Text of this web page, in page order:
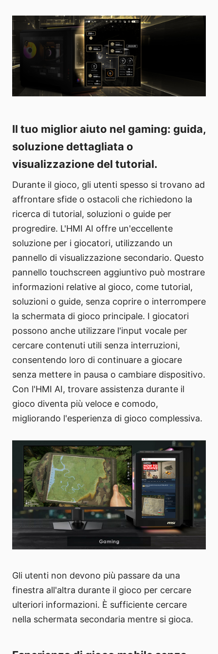
Il tuo miglior aiuto nel gaming: guida,
soluzione dettagliata o
visualizzazione del tutorial.
Durante il gioco, gli utenti spesso si trovano ad
affrontare sfide o ostacoli che richiedono la
ricerca di tutorial, soluzioni o guide per
progredire. L'HMI AI offre un'eccellente
soluzione per i giocatori, utilizzando un
pannello di visualizzazione secondario. Questo
pannello touchscreen aggiuntivo può mostrare
informazioni relative al gioco, come tutorial,
soluzioni o guide, senza coprire o interrompere
la schermata di gioco principale. I giocatori
possono anche utilizzare l'input vocale per
cercare contenuti utili senza interruzioni,
consentendo loro di continuare a giocare
senza mettere in pausa o cambiare dispositivo.
Con l'HMI AI, trovare assistenza durante il
gioco diventa più veloce e comodo,
migliorando l'esperienza di gioco complessiva.
Gli utenti non devono più passare da una
finestra all'altra durante il gioco per cercare
ulteriori informazioni. È sufficiente cercare
nella schermata secondaria mentre si gioca.